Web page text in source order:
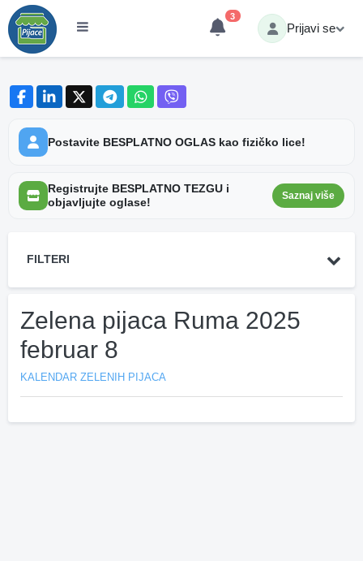
3
Prijavi se
Postavite BESPLATNO OGLAS kao fizičko lice!
Registrujte BESPLATNO TEZGU i
objavljujte oglase!
Saznaj više
FILTERI
Zelena pijaca Ruma 2025
februar 8
KALENDAR ZELENIH PIJACA